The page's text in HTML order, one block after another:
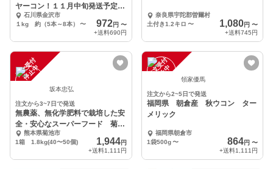
ヤーコン！１１月中旬発送予定
石川県金沢市
石川県金沢市
１kg 約（5本～8本）
〜 972円 〜
+送料690円
奈良県宇陀郡曽爾村
土付き1.2キロ 〜 1,080円 〜
+送料745円
注
文
受
付
停
止
中
坂本忠弘
注文から3~7日で発送
無農薬、無化学肥料で栽培した安
全・安心なスーパーフード 菊
芋熊本県菊池市
1箱 1.8kg(40〜50個)
1,944円
+送料1,111円
注
文
受
付
停
止
中 領家優馬
注文から2~5日で発送
福岡県 朝倉産 秋ウコン ター
メリック
福岡県朝倉市
1袋500g 〜 864円 〜
+送料1,111円